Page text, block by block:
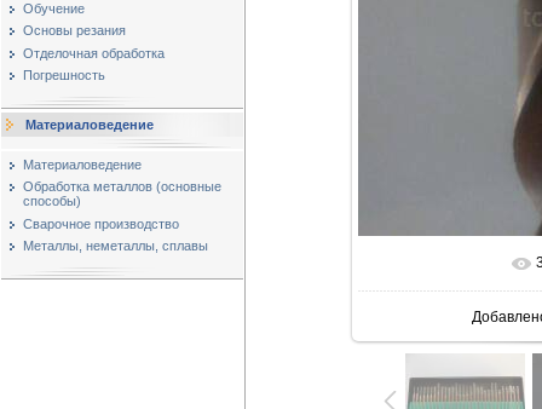
Обучение
Основы резания
Отделочная обработка
Погрешность
Материаловедение
Материаловедение
Обработка металлов (основные
способы)
Сварочное производство
Металлы, неметаллы, сплавы